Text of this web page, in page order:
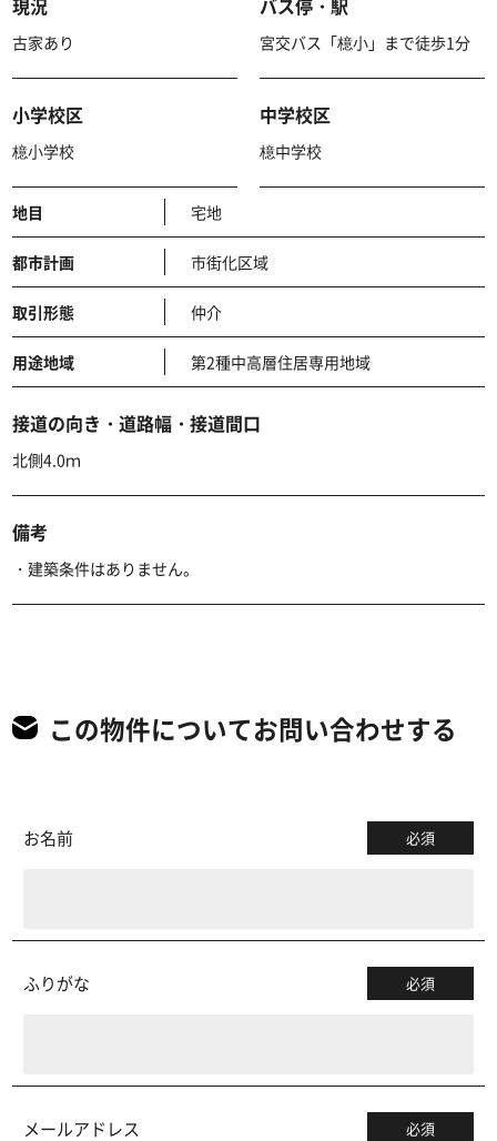
古家あり 宮交バス「檍小」まで徒歩1分
小学校区
檍小学校
中学校区
檍中学校
地目 宅地
都市計画 市街化区域
取引形態 仲介
用途地域 第2種中高層住居専用地域
接道の向き・道路幅・接道間口
北側4.0ｍ
備考
・建築条件はありません。
この物件についてお問い合わせする
お名前 必須
ふりがな 必須
メールアドレス 必須